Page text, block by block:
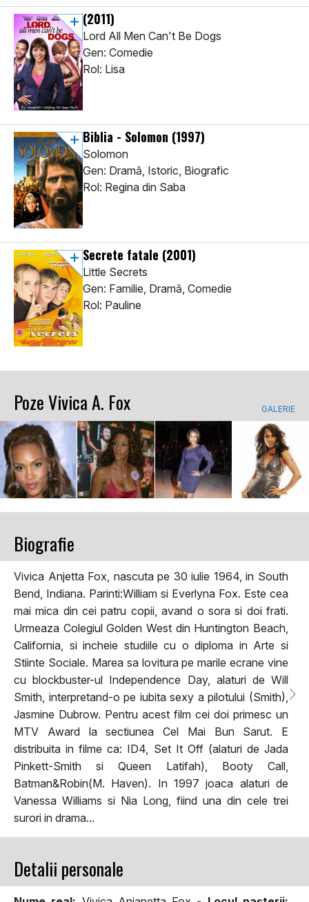
(2011)
Lord All Men Can't Be Dogs
Gen: Comedie
Rol: Lisa
Biblia - Solomon (1997)
Solomon
Gen: Dramă, Istoric, Biografic
Rol: Regina din Saba
Secrete fatale (2001)
Little Secrets
Gen: Familie, Dramă, Comedie
Rol: Pauline
Poze Vivica A. Fox GALERIE
Biografie
Vivica Anjetta Fox, nascuta pe 30 iulie 1964, in South
Bend, Indiana. Parinti:William si Everlyna Fox. Este cea
mai mica din cei patru copii, avand o sora si doi frati.
Urmeaza Colegiul Golden West din Huntington Beach,
California, si incheie studiile cu o diploma in Arte si
Stiinte Sociale. Marea sa lovitura pe marile ecrane vine
cu blockbuster-ul Independence Day, alaturi de Will
Smith, interpretand-o pe iubita sexy a pilotului (Smith),
Jasmine Dubrow. Pentru acest film cei doi primesc un
MTV Award la sectiunea Cel Mai Bun Sarut. E
distribuita in filme ca: ID4, Set It Off (alaturi de Jada
Pinkett-Smith si Queen Latifah), Booty Call,
Batman&Robin(M. Haven). In 1997 joaca alaturi de
Vanessa Williams si Nia Long, fiind una din cele trei
surori in drama...
Detalii personale